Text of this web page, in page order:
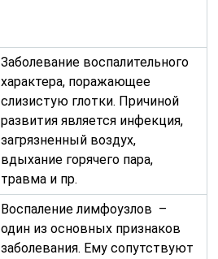
Заболевание воспалительного
характера, поражающее
слизистую глотки. Причиной
развития является инфекция,
загрязненный воздух,
вдыхание горячего пара,
травма и пр.
Воспаление лимфоузлов –
один из основных признаков
заболевания. Ему сопутствуют